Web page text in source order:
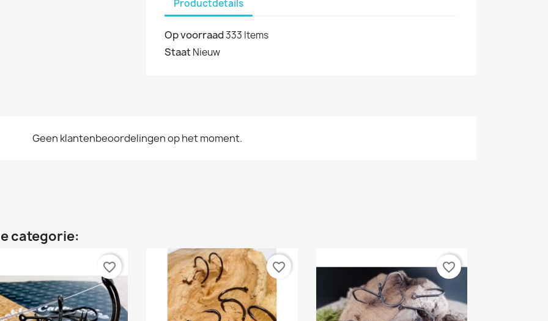
Productdetails
Op voorraad333 Items
StaatNieuw
Geen klantenbeoordelingen op het moment.
categorie:
favorite_border favorite_border favorite_border